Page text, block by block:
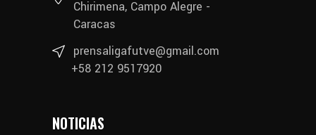
Chirimena, Campo Alegre -
Caracas
prensaligafutve@gmail.com
+58 212 9517920
NOTICIAS